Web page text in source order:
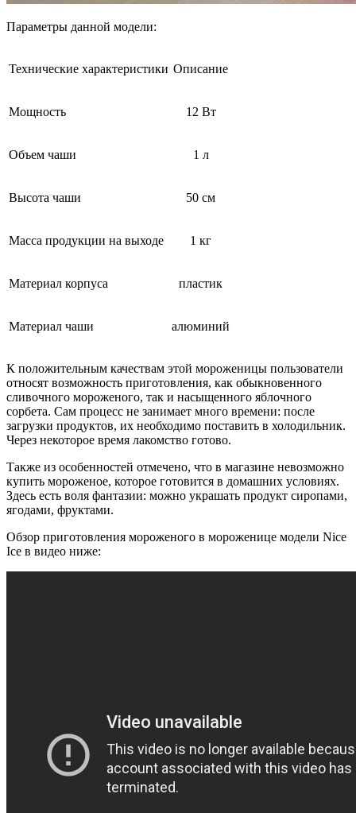
Параметры данной модели:
Технические характеристики Описание
Мощность 12 Вт
Объем чаши 1 л
Высота чаши 50 см
Масса продукции на выходе 1 кг
Материал корпуса пластик
Материал чаши алюминий
К положительным качествам этой мороженицы пользователи
относят возможность приготовления, как обыкновенного
сливочного мороженого, так и насыщенного яблочного
сорбета. Сам процесс не занимает много времени: после
загрузки продуктов, их необходимо поставить в холодильник.
Через некоторое время лакомство готово.
Также из особенностей отмечено, что в магазине невозможно
купить мороженое, которое готовится в домашних условиях.
Здесь есть воля фантазии: можно украшать продукт сиропами,
ягодами, фруктами.
Обзор приготовления мороженого в мороженице модели Nice
Ice в видео ниже: